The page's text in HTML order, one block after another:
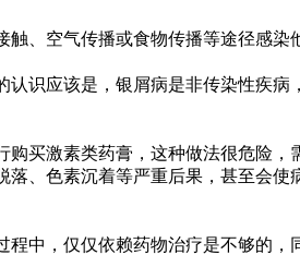
、空气传播或食物传播等途径感染
识应该是，银屑病是非传染性疾病
买激素类药膏，这种做法很危险，
、色素沉着等严重后果，甚至会
中，仅仅依赖药物治疗是不够的，